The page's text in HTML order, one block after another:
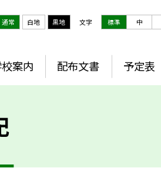
通常 白地 黒地 文字 標準 中
案内 配布文書 予定表